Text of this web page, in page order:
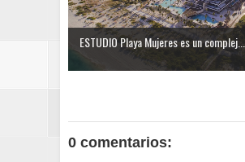
ESTUDIO Playa Mujeres es un complej...
0 comentarios: